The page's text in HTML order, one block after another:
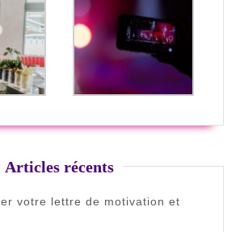
Articles récents
votre lettre de motivation et